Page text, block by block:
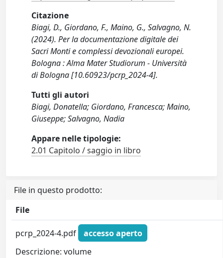
Citazione
Biagi, D., Giordano, F., Maino, G., Salvagno, N.
(2024). Per la documentazione digitale dei
Sacri Monti e complessi devozionali europei.
Bologna : Alma Mater Studiorum - Università
di Bologna [10.60923/pcrp_2024-4].
Tutti gli autori
Biagi, Donatella; Giordano, Francesca; Maino,
Giuseppe; Salvagno, Nadia
Appare nelle tipologie:
2.01 Capitolo / saggio in libro
File in questo prodotto:
File
pcrp_2024-4.pdf
accesso aperto
Descrizione: volume